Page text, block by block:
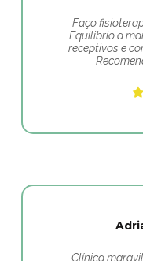
Faço
Equilibrio a
receptivos e
Clínica